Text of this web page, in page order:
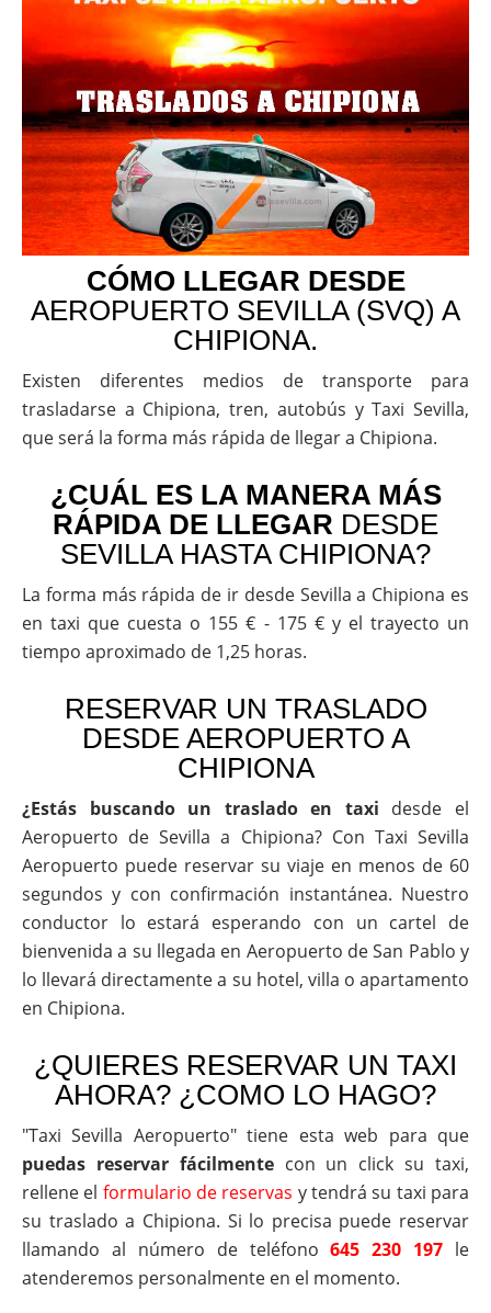
CÓMO LLEGAR DESDE
AEROPUERTO SEVILLA (SVQ) A
CHIPIONA.
Existen diferentes medios de transporte para
trasladarse a Chipiona, tren, autobús y Taxi Sevilla,
que será la forma más rápida de llegar a Chipiona.
¿CUÁL ES LA MANERA MÁS
RÁPIDA DE LLEGAR DESDE
SEVILLA HASTA CHIPIONA?
La forma más rápida de ir desde Sevilla a Chipiona es
en taxi que cuesta o 155 € - 175 € y el trayecto un
tiempo aproximado de 1,25 horas.
RESERVAR UN TRASLADO
DESDE AEROPUERTO A
CHIPIONA
¿Estás buscando un traslado en taxi desde el
Aeropuerto de Sevilla a Chipiona? Con Taxi Sevilla
Aeropuerto puede reservar su viaje en menos de 60
segundos y con confirmación instantánea. Nuestro
conductor lo estará esperando con un cartel de
bienvenida a su llegada en Aeropuerto de San Pablo y
lo llevará directamente a su hotel, villa o apartamento
en Chipiona.
¿QUIERES RESERVAR UN TAXI
AHORA? ¿COMO LO HAGO?
"Taxi Sevilla Aeropuerto" tiene esta web para que
puedas reservar fácilmentecon un click su taxi,
rellene el formulario de reservas y tendrá su taxi para
su traslado a Chipiona. Si lo precisa puede reservar
llamando al número de teléfono645 230 197 le
atenderemos personalmente en el momento.